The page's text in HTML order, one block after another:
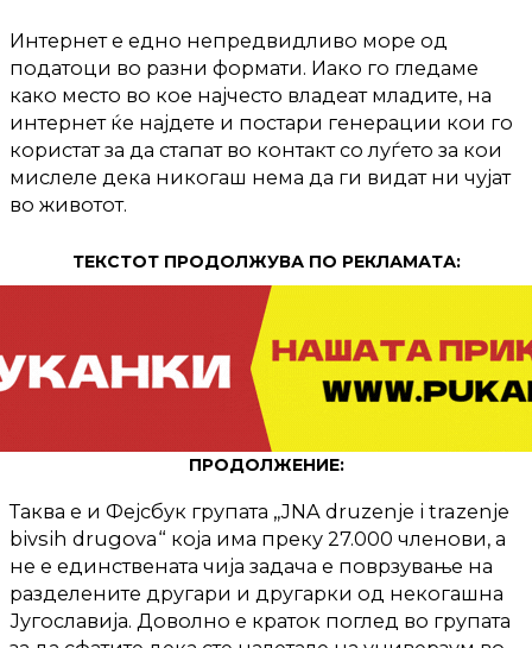
Интернет е едно непредвидливо море од
податоци во разни формати. Иако го гледаме
како место во кое најчесто владеат младите, на
интернет ќе најдете и постари генерации кои го
користат за да стапат во контакт со луѓето за кои
мислеле дека никогаш нема да ги видат ни чујат
во животот.
ТЕКСТОТ ПРОДОЛЖУВА ПО РЕКЛАМАТА:
ПРОДОЛЖЕНИЕ:
Таква е и Фејсбук групата „JNA druzenje i trazenje
bivsih drugova“ која има преку 27.000 членови, а
не е единствената чија задача е поврзување на
разделените другари и другарки од некогашна
Југославија. Доволно е краток поглед во групата